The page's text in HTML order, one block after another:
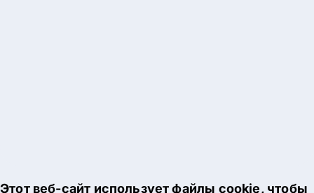
Этот веб-сайт использует файлы cookie, чтобы